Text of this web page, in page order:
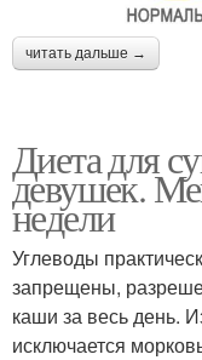
читать дальше →
Диета для
девушек.
недели
Углеводы
запрещены,
каши за весь день.
исключается